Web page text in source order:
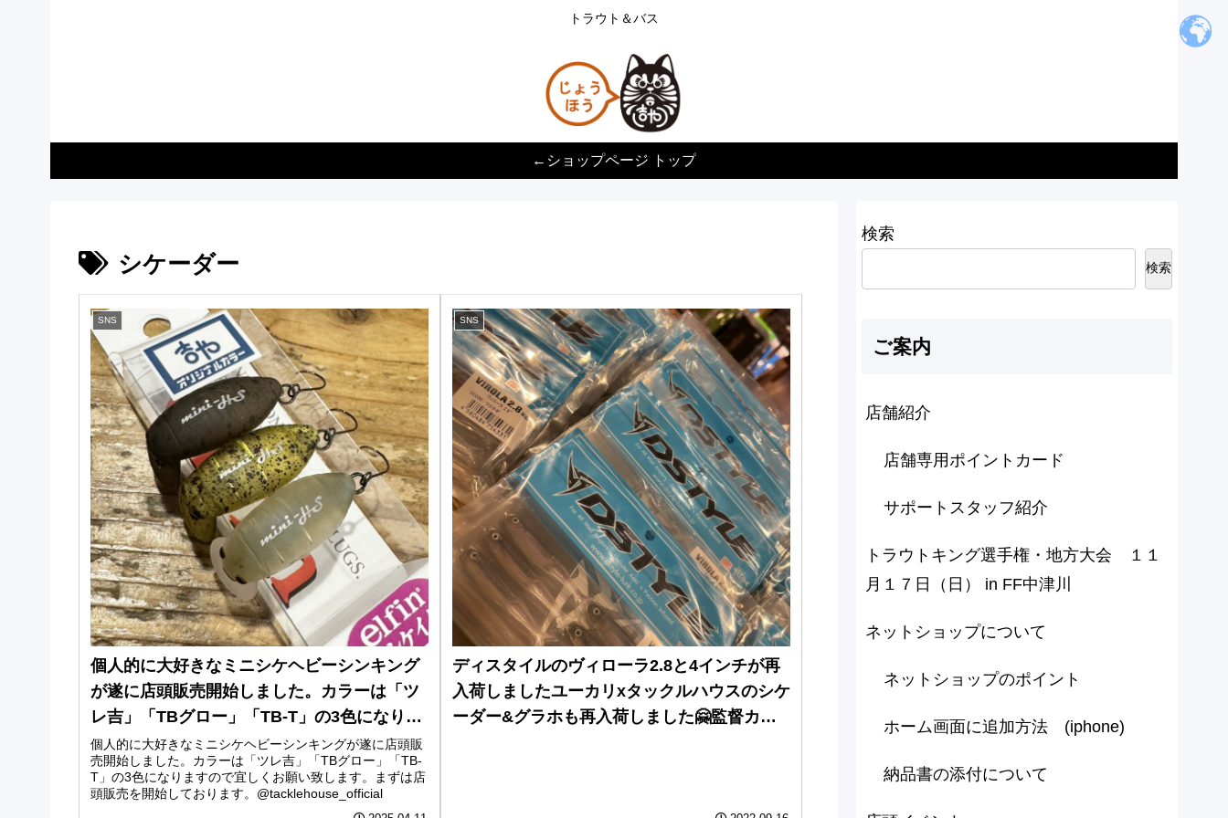
トラウト＆バス
←ショップページ トップ
シケーダー
SNS
個人的に大好きなミニシケヘビーシンキング
が遂に店頭販売開始しました。カラーは「ツ
レ吉」「TBグロー」「TB-T」の3色になりま
すので宜しくお願い致します。まずは店頭販
売を開始しております。
個人的に大好きなミニシケヘビーシンキングが遂に店頭販
売開始しました。カラーは「ツレ吉」「TBグロー」「TB-
T」の3色になりますので宜しくお願い致します。まずは店
頭販売を開始しております。@tacklehouse_official
SNS
ディスタイルのヴィローラ2.8と4インチが再
入荷しましたユーカリxタックルハウスのシケ
ーダー&グラホも再入荷しました🤗監督カラ
検索
検索
ご案内
店舗紹介
店舗専用ポイントカード
サポートスタッフ紹介
トラウトキング選手権・地方大会 １１
月１７日（日） in FF中津川
ネットショップについて
ネットショップのポイント
ホーム画面に追加方法 (iphone)
納品書の添付について